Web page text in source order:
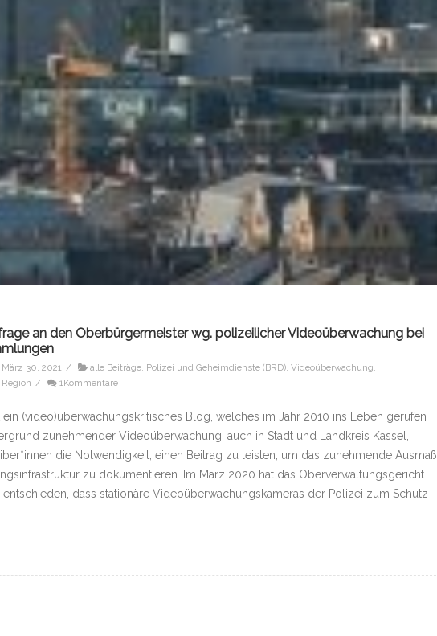
an den Oberbürgermeister wg. polizeilicher Videoüberwachung bei
März 30, 2021 / alle Beiträge Polizei und Geheimdienste (BRD) Videoüberwachung
/ 1Kommentare
(video)überwachungskritisches Blog, welches im Jahr 2010 ins Leben gerufen
zunehmender Videoüberwachung, auch in Stadt und Landkreis Kassel,
die Notwendigkeit, einen Beitrag zu leisten, um das zunehmende Ausmaß
zu dokumentieren. Im März 2020 hat das Oberverwaltungsgericht
dass stationäre Videoüberwachungskameras der Polizei zum Schutz